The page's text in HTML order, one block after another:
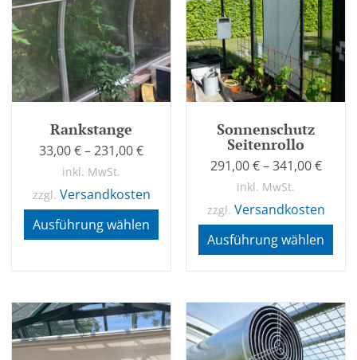
Rankstange
33,00€–231,00€
inkl. MwSt.
zzgl. Versandkosten
Ausführung wählen
Sonnenschutz
Seitenrollo
291,00€–341,00€
inkl. MwSt.
zzgl. Versandkosten
Ausführung wählen